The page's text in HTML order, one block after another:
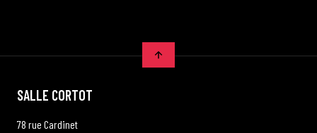
SALLE CORTOT
78 rue Cardinet